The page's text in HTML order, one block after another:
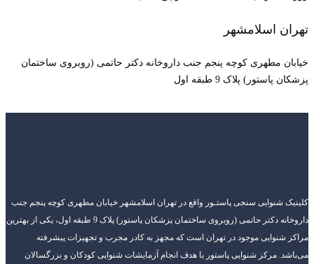
داروخانه دکتر حاتمی (روبروی ساختمان
در تهران اسلامشهر خیابان مطهری کوچه پنجم جنب
داروخانه دکتر حاتمی (روبروی ساختمان پزشکان پاستور) پلاک 9 طبقه اول، یکی از بهترین
که مجهز به کادر مجرب و تجهیزات پیشرفته
انجام آزمایشات شنوایی کودکان و بزرگسالان